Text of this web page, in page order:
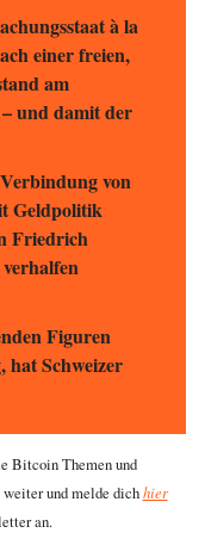
à la
einer freien,
am
und damit der
von
Geldpolitik
Friedrich
Figuren
hat Schweizer
Bitcoin Themen und
und melde dichhier
an.